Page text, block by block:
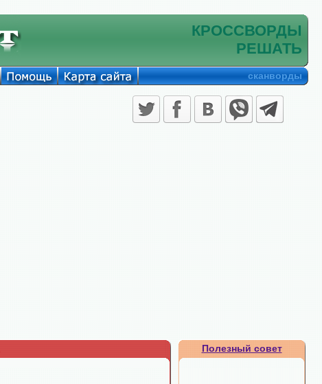
КРОССВОРДЫ
РЕШАТЬ
сканворды
Полезный совет